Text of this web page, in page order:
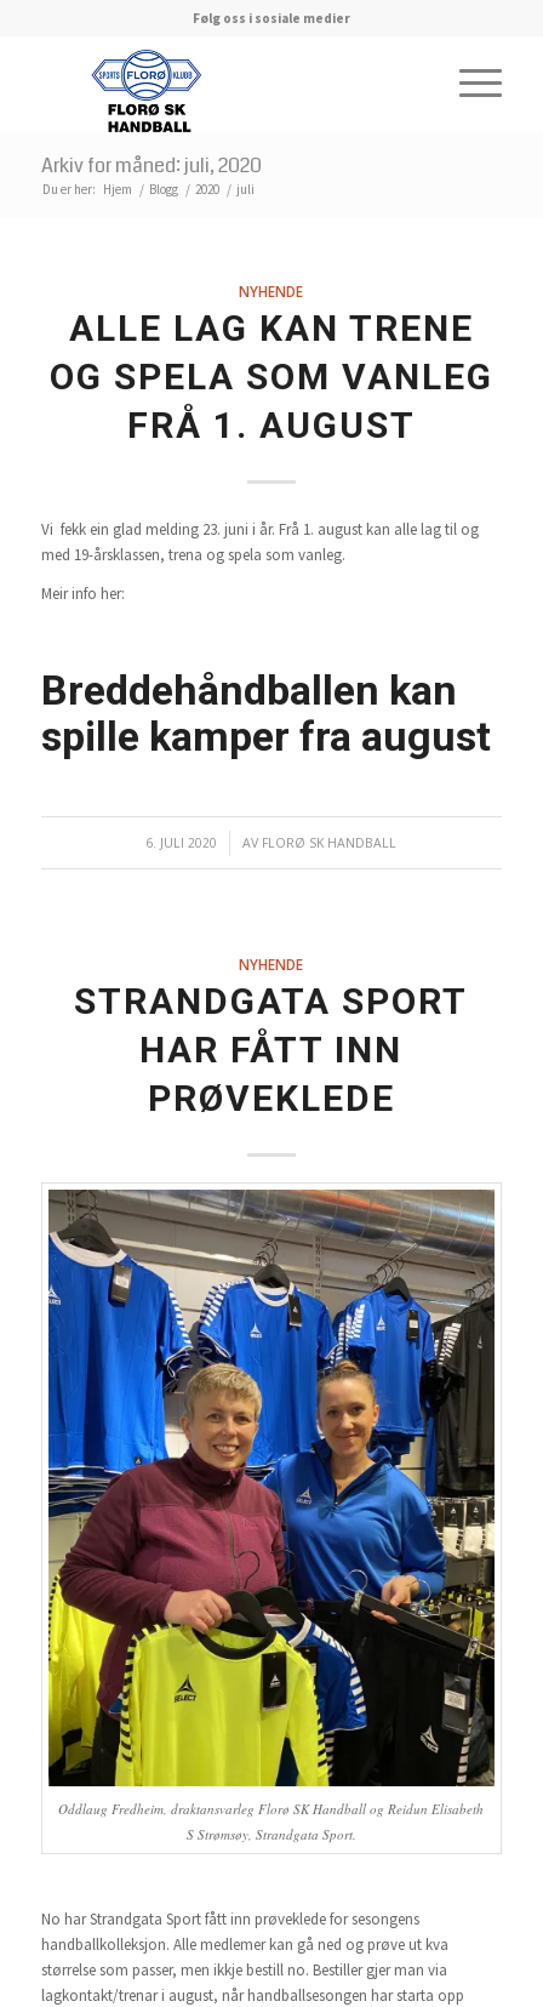
Følg oss i sosiale medier
Arkiv for måned: juli, 2020
Du er her: Hjem / Blogg / 2020 / juli
NYHENDE
ALLE LAG KAN TRENE
OG SPELA SOM VANLEG
FRÅ 1. AUGUST
Vi fekk ein glad melding 23. juni i år. Frå 1. august kan alle lag til og
med 19-årsklassen, trena og spela som vanleg.
Meir info her:
Breddehåndballen kan
spille kamper fra august
6. JULI 2020
/ AV FLORØ SK HANDBALL
NYHENDE
STRANDGATA SPORT
HAR FÅTT INN
PRØVEKLEDE
Oddlaug Fredheim, draktansvarleg Florø SK Handball og Reidun Elisabeth
S Strømsøy, Strandgata Sport.
No har Strandgata Sport fått inn prøveklede for sesongens
handballkolleksjon. Alle medlemer kan gå ned og prøve ut kva
størrelse som passer, men ikkje bestill no. Bestiller gjer man via
lagkontakt/trenar i august, når handballsesongen har starta opp